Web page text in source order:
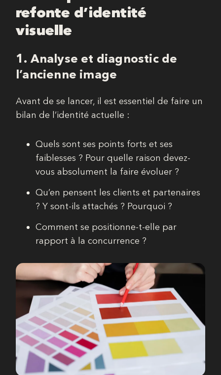
refonte d’identité
visuelle
1. Analyse et diagnostic de
l’ancienne image
Avant de se lancer, il est essentiel de faire un
bilan de l’identité actuelle :
Quels sont ses points forts et ses
faiblesses ? Pour quelle raison devez-
vous absolument la faire évoluer ?
Qu’en pensent les clients et partenaires
? Y sont-ils attachés ? Pourquoi ?
Comment se positionne-t-elle par
rapport à la concurrence ?